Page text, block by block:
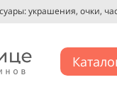
футболки, джинсы,